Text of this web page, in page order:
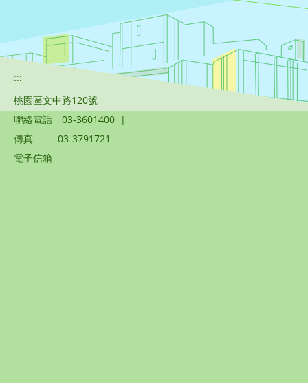
:::
桃園區文中路120號
聯絡電話
03-3601400 |
傳真
03-3791721
電子信箱